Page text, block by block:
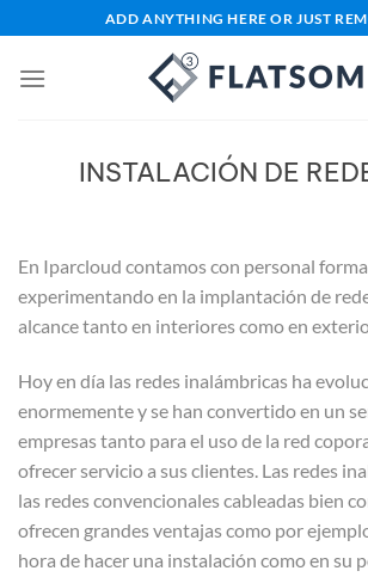
al
contenido
ADD ANYTHING HERE OR JUST
INSTALACIÓN DE
En Iparcloud contamos con personal
experimentando en la implantación de
alcance tanto en interiores como en
Hoy en día las redes inalámbricas ha
enormemente y se han convertido en un
empresas tanto para el uso de la red
ofrecer servicio a sus clientes. Las redes
las redes convencionales cableadas bien
ofrecen grandes ventajas como por
hora de hacer una instalación como en su